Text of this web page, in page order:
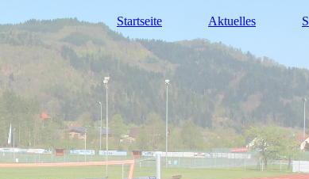
Startseite Aktuelles